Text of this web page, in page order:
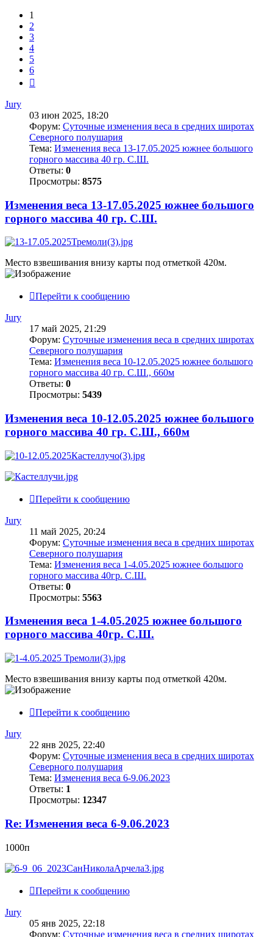
1
2
3
4
5
6
Jury
03 июн 2025, 18:20
Форум: Суточные изменения веса в средних широтах
Северного полушария
Тема: Изменения веса 13-17.05.2025 южнее большого
горного массива 40 гр. С.Ш.
Ответы: 0
Просмотры: 8575
Изменения веса 13-17.05.2025 южнее большого
горного массива 40 гр. С.Ш.
Место взвешивания внизу карты под отметкой 420м.
Перейти к сообщению
Jury
17 май 2025, 21:29
Форум: Суточные изменения веса в средних широтах
Северного полушария
Тема: Изменения веса 10-12.05.2025 южнее большого
горного массива 40 гр. С.Ш., 660м
Ответы: 0
Просмотры: 5439
Изменения веса 10-12.05.2025 южнее большого
горного массива 40 гр. С.Ш., 660м
Перейти к сообщению
Jury
11 май 2025, 20:24
Форум: Суточные изменения веса в средних широтах
Северного полушария
Тема: Изменения веса 1-4.05.2025 южнее большого
горного массива 40гр. С.Ш.
Ответы: 0
Просмотры: 5563
Изменения веса 1-4.05.2025 южнее большого
горного массива 40гр. С.Ш.
Место взвешивания внизу карты под отметкой 420м.
Перейти к сообщению
Jury
22 янв 2025, 22:40
Форум: Суточные изменения веса в средних широтах
Северного полушария
Тема: Изменения веса 6-9.06.2023
Ответы: 1
Просмотры: 12347
Re: Изменения веса 6-9.06.2023
1000п
Перейти к сообщению
Jury
05 янв 2025, 22:18
Форум: Суточные изменения веса в средних широтах